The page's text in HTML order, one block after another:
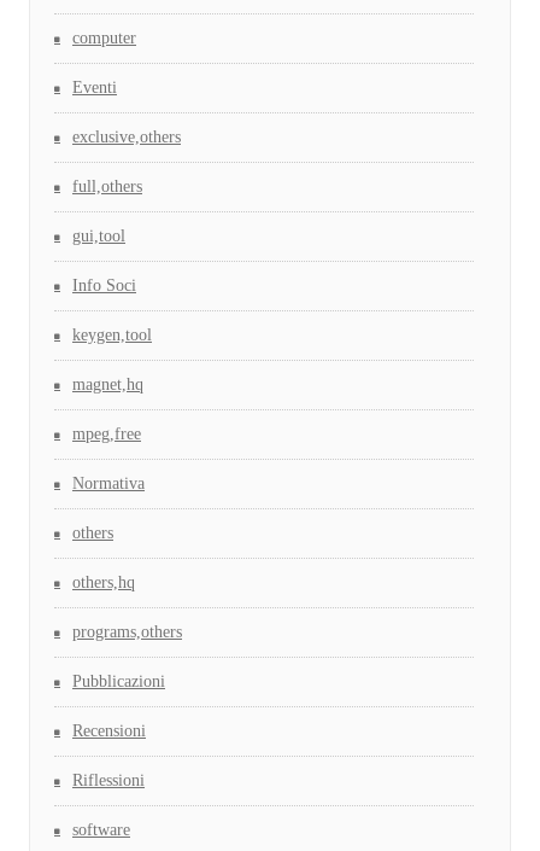
computer
Eventi
exclusive,others
full,others
gui,tool
Info Soci
keygen,tool
magnet,hq
mpeg,free
Normativa
others
others,hq
programs,others
Pubblicazioni
Recensioni
Riflessioni
software